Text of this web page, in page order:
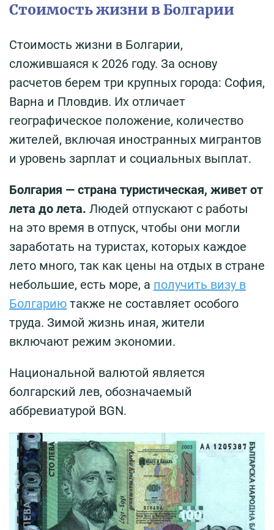
Стоимость жизни в Болгарии
Стоимость жизни в Болгарии,
сложившаяся к 2026 году. За основу
расчетов берем три крупных города: София,
Варна и Пловдив. Их отличает
географическое положение, количество
жителей, включая иностранных мигрантов
и уровень зарплат и социальных выплат.
Болгария — страна туристическая, живет от
лета до лета. Людей отпускают с работы
на это время в отпуск, чтобы они могли
заработать на туристах, которых каждое
лето много, так как цены на отдых в стране
небольшие, есть море, а получить визу в
Болгарию также не составляет особого
труда. Зимой жизнь иная, жители
включают режим экономии.
Национальной валютой является
болгарский лев, обозначаемый
аббревиатурой BGN.